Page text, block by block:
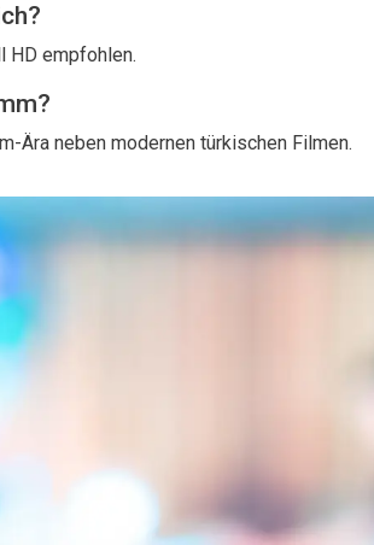
HD empfohlen.
Ära neben modernen türkischen Filmen.